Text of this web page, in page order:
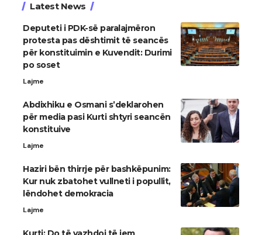
Latest News
Deputeti i PDK-së paralajmëron
protesta pas dështimit të seancës
për konstituimin e Kuvendit: Durimi
po soset
Lajme
Abdixhiku e Osmani s’deklarohen
për media pasi Kurti shtyri seancën
konstituive
Lajme
Haziri bën thirrje për bashkëpunim:
Kur nuk zbatohet vullneti i popullit,
lëndohet demokracia
Lajme